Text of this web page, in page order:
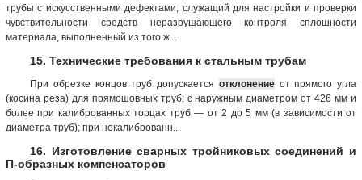
трубы с искусственными дефектами, служащий для настройки и проверки
чувствительности средств неразрушающего контроля сплошности
материала, выполненный из того ж...
15. Технические требования к стальным трубам
При обрезке концов труб допускается отклонениеот прямого угла
(косина реза) для прямошовных труб: с наружным диаметром от 426 мм и
более при калиброванных торцах труб — от 2 до 5 мм (в зависимости от
диаметра труб); при некалиброванн...
16. Изготовление сварных тройниковых соединений и
П-образных компенсаторов